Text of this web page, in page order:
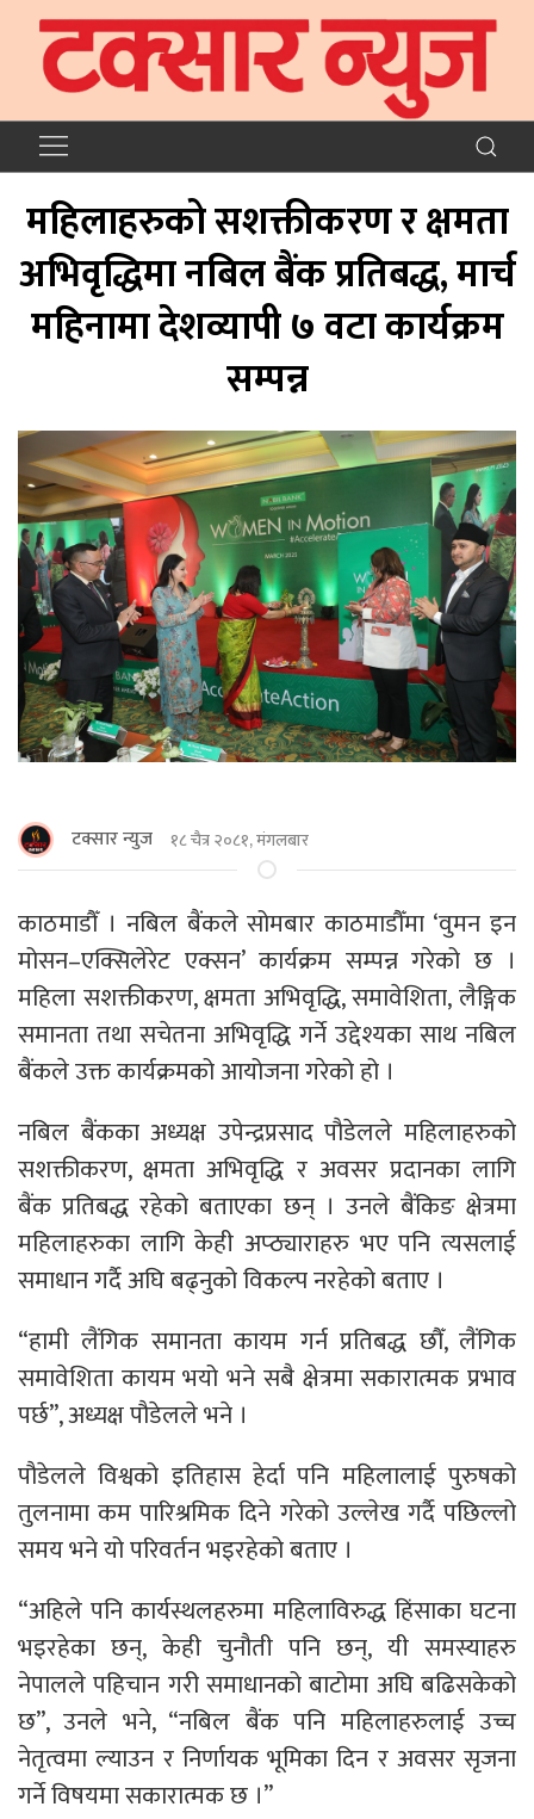
महिलाहरुको सशक्तीकरण र क्षमता
अभिवृद्धिमा नबिल बैंक प्रतिबद्ध, मार्च
महिनामा देशव्यापी ७ वटा कार्यक्रम
सम्पन्न
टक्सार न्युज १८ चैत्र २०८१, मंगलबार
काठमाडौँ । नबिल बैंकले सोमबार काठमाडौँमा ‘वुमन इन
मोसन–एक्सिलेरेट एक्सन’ कार्यक्रम सम्पन्न गरेको छ ।
महिला सशक्तीकरण, क्षमता अभिवृद्धि, समावेशिता, लैङ्गिक
समानता तथा सचेतना अभिवृद्धि गर्ने उद्देश्यका साथ नबिल
बैंकले उक्त कार्यक्रमको आयोजना गरेको हो ।
नबिल बैंकका अध्यक्ष उपेन्द्रप्रसाद पौडेलले महिलाहरुको
सशक्तीकरण, क्षमता अभिवृद्धि र अवसर प्रदानका लागि
बैंक प्रतिबद्ध रहेको बताएका छन् । उनले बैंकिङ क्षेत्रमा
महिलाहरुका लागि केही अप्ठ्याराहरु भए पनि त्यसलाई
समाधान गर्दै अघि बढ्नुको विकल्प नरहेको बताए ।
“हामी लैंगिक समानता कायम गर्न प्रतिबद्ध छौँ, लैंगिक
समावेशिता कायम भयो भने सबै क्षेत्रमा सकारात्मक प्रभाव
पर्छ”, अध्यक्ष पौडेलले भने ।
पौडेलले विश्वको इतिहास हेर्दा पनि महिलालाई पुरुषको
तुलनामा कम पारिश्रमिक दिने गरेको उल्लेख गर्दै पछिल्लो
समय भने यो परिवर्तन भइरहेको बताए ।
“अहिले पनि कार्यस्थलहरुमा महिलाविरुद्ध हिंसाका घटना
भइरहेका छन्, केही चुनौती पनि छन्, यी समस्याहरु
नेपालले पहिचान गरी समाधानको बाटोमा अघि बढिसकेको
छ”, उनले भने, “नबिल बैंक पनि महिलाहरुलाई उच्च
नेतृत्वमा ल्याउन र निर्णायक भूमिका दिन र अवसर सृजना
गर्ने विषयमा सकारात्मक छ ।”